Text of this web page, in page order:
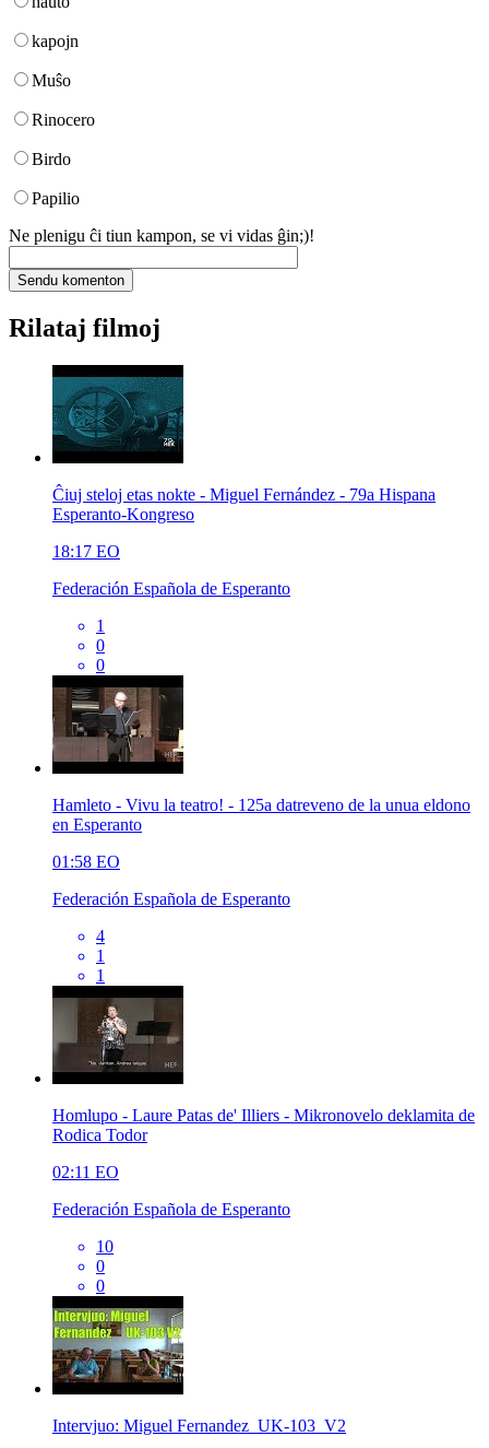
kapojn
Muŝo
Rinocero
Birdo
Papilio
Ne plenigu ĉi tiun kampon, se vi vidas ĝin;)!
Rilataj filmoj
Ĉiuj steloj etas nokte - Miguel Fernández - 79a Hispana
Esperanto-Kongreso
18:17 EO
Federación Española de Esperanto
1
0
0
Hamleto - Vivu la teatro! - 125a datreveno de la unua eldono
en Esperanto
01:58 EO
Federación Española de Esperanto
4
1
1
Homlupo - Laure Patas de' Illiers - Mikronovelo deklamita de
Rodica Todor
02:11 EO
Federación Española de Esperanto
10
0
0
Intervjuo: Miguel Fernandez_UK-103_V2